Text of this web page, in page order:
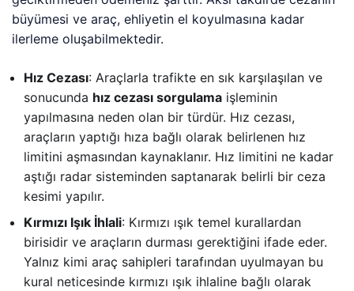
büyümesi ve araç, ehliyetin el koyulmasına kadar
ilerleme oluşabilmektedir.
Hız Cezası: Araçlarla trafikte en sık karşılaşılan ve
sonucunda hız cezası sorgulama işleminin
yapılmasına neden olan bir türdür. Hız cezası,
araçların yaptığı hıza bağlı olarak belirlenen hız
limitini aşmasından kaynaklanır. Hız limitini ne kadar
aştığı radar sisteminden saptanarak belirli bir ceza
kesimi yapılır.
Kırmızı Işık İhlali: Kırmızı ışık temel kurallardan
birisidir ve araçların durması gerektiğini ifade eder.
Yalnız kimi araç sahipleri tarafından uyulmayan bu
kural neticesinde kırmızı ışık ihlaline bağlı olarak